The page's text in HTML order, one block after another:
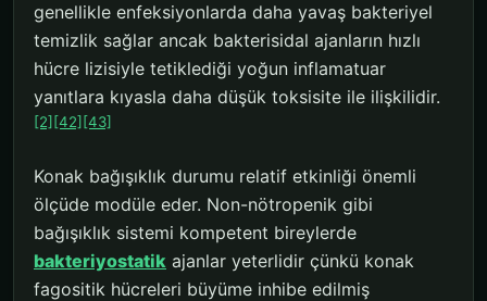
genellikle enfeksiyonlarda daha yavaş bakteriyel
temizlik sağlar ancak bakterisidal ajanların hızlı
hücre lizisiyle tetiklediği yoğun inflamatuar
yanıtlara kıyasla daha düşük toksisite ile ilişkilidir.
[2] [42] [43]
Konak bağışıklık durumu relatif etkinliği önemli
ölçüde modüle eder. Non-nötropenik gibi
bağışıklık sistemi kompetent bireylerde
bakteriyostatik ajanlar yeterlidir çünkü konak
fagositik hücreleri büyüme inhibe edilmiş